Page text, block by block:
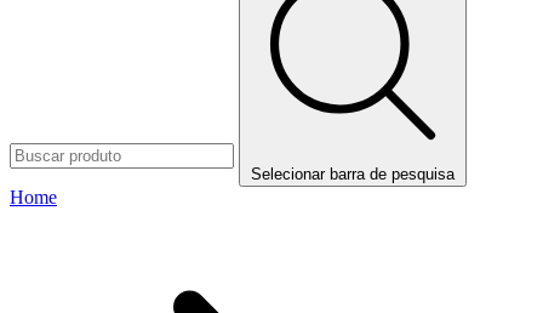
Selecionar barra de pesquisa
Home